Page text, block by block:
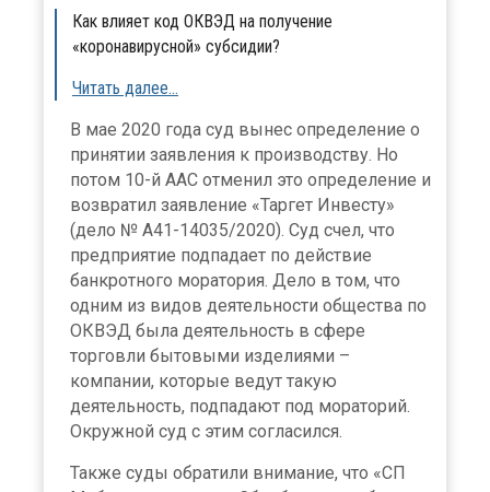
Как влияет код ОКВЭД на получение
«коронавирусной» субсидии?
Читать далее…
В мае 2020 года суд вынес определение о
принятии заявления к производству. Но
потом 10-й ААС отменил это определение и
возвратил заявление «Таргет Инвесту»
(дело № А41-14035/2020). Суд счел, что
предприятие подпадает по действие
банкротного моратория. Дело в том, что
одним из видов деятельности общества по
ОКВЭД была деятельность в сфере
торговли бытовыми изделиями –
компании, которые ведут такую
деятельность, подпадают под мораторий.
Окружной суд с этим согласился.
Также суды обратили внимание, что «СП